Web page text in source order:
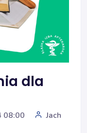
dla
08:00
Jach